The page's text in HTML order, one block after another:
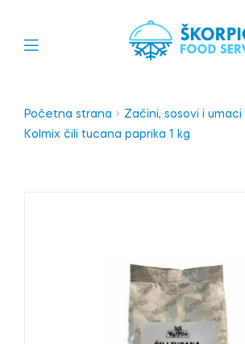
Početna strana Začini, sosovi i umaci
Kolmix čili tucana paprika 1 kg